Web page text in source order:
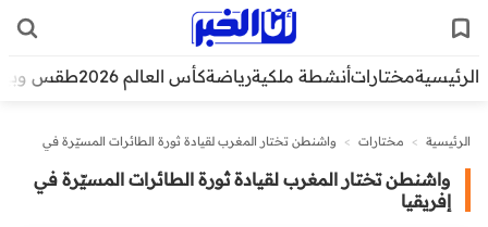
الرئيسيةمختاراتأنشطة ملكيةرياضةكأس العالم 2026 طقس
الرئيسية > مختارات >
واشنطن تختار المغرب لقيادة ثورة الطائرات المسيّرة في
واشنطن تختار المغرب لقيادة ثورة الطائرات المسيّرة في
إفريقيا